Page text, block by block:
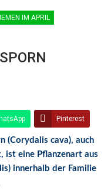
IM APRIL
Pinterest
Telegram
(Corydalis cava), auch
ist eine Pflanzenart aus
innerhalb der Familie